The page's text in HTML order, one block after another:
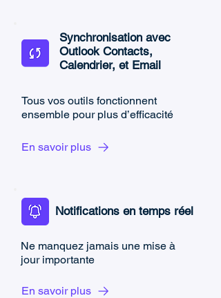
Synchronisation avec
Outlook Contacts,
Calendrier, et Email
Tous vos outils fonctionnent
ensemble pour plus d’efficacité
En savoir plus
Notifications en temps réel
Ne manquez jamais une mise à
jour importante
En savoir plus